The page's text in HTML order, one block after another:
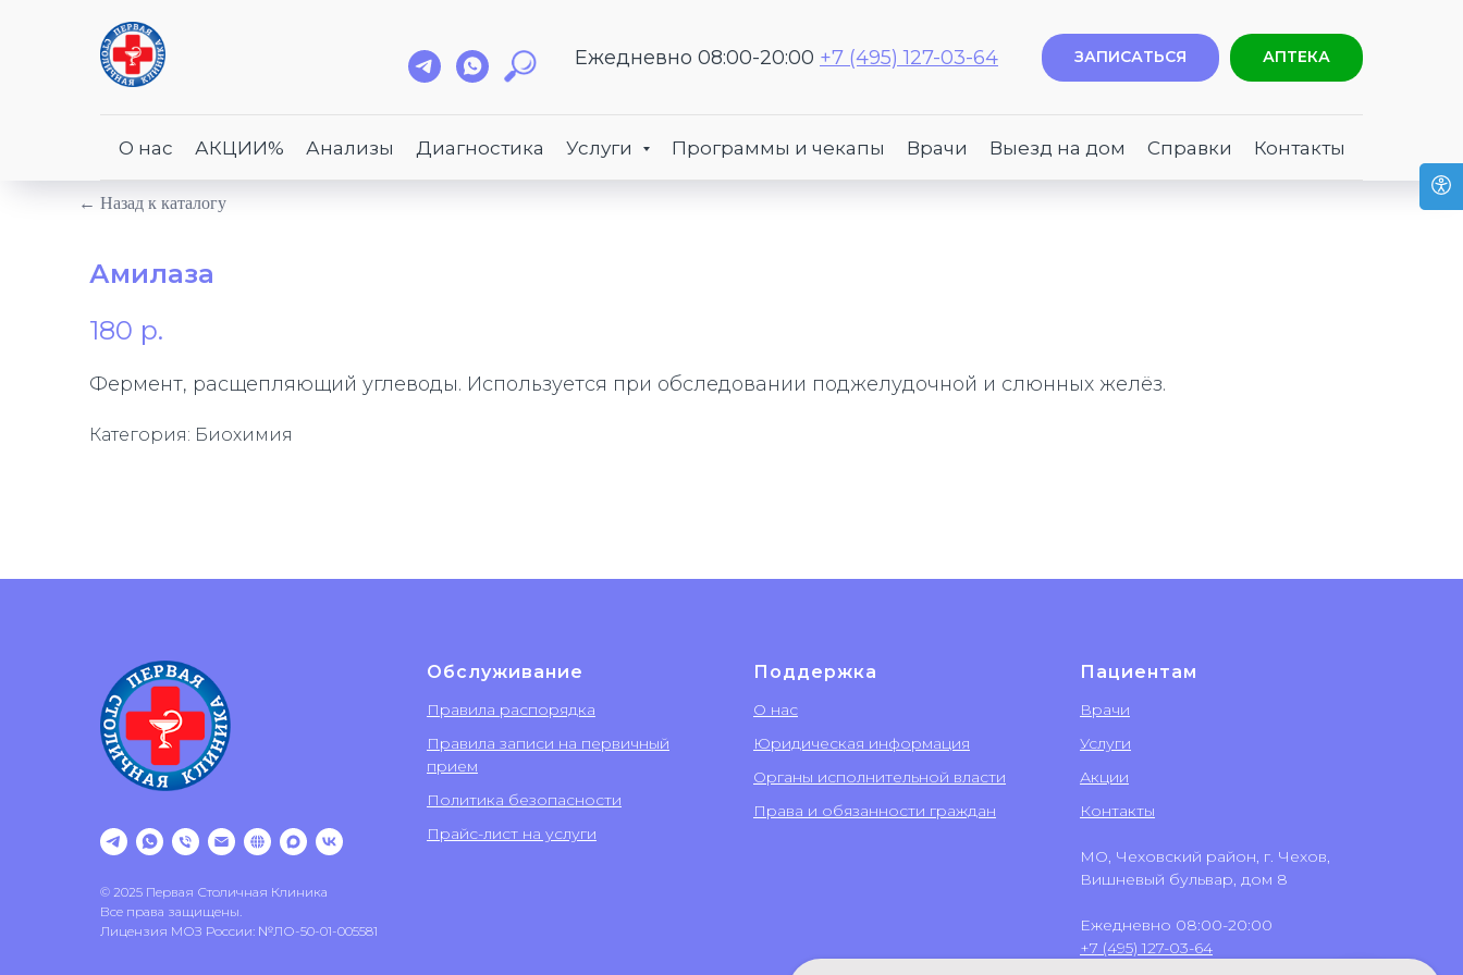
Ежедневно 08:00-20:00 +7 (495) 127-03-64 ЗАПИСАТЬСЯ АПТЕКА
О нас АКЦИИ% Анализы Диагностика Услуги Программы и чекапы Врачи Выезд на дом Справки Контакты
← Назад к каталогу
Амилаза
180 р.
Фермент, расщепляющий углеводы. Используется при обследовании поджелудочной и слюнных желёз.
Категория: Биохимия
© 2025 Первая Столичная Клиника
Все права защищены.
Лицензия МОЗ России: №ЛО-50-01-005581
Обслуживание
Правила распорядка
Правила записи на первичный
прием
Политика безопасности
Прайс-лист на услуги
Поддержка
О нас
Юридическая информация
Органы исполнительной власти
Права и обязанности граждан
Пациентам
Врачи
Услуги
Акции
Контакты
МО, Чеховский район, г. Чехов,
Вишневый бульвар, дом 8
Ежедневно 08:00-20:00
+7 (495) 127-03-64